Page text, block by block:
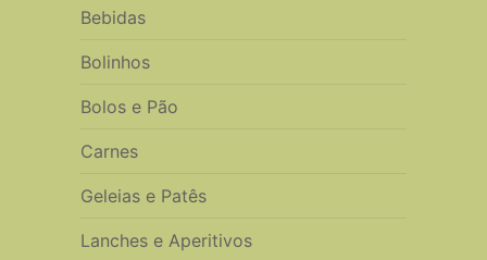
Bebidas
Bolinhos
Bolos e Pão
Carnes
Geleias e Patês
Lanches e Aperitivos